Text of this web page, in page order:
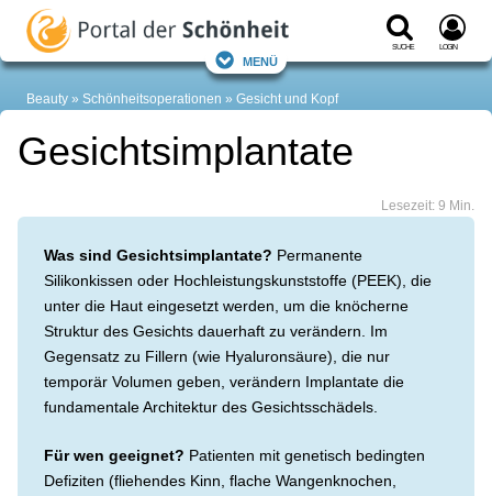
Suche Login
Menü
Beauty Schönheitsoperationen Gesicht und Kopf
Gesichtsimplantate
Lesezeit: 9 Min.
Was sind Gesichtsimplantate? Permanente
Silikonkissen oder Hochleistungskunststoffe (PEEK), die
unter die Haut eingesetzt werden, um die knöcherne
Struktur des Gesichts dauerhaft zu verändern. Im
Gegensatz zu Fillern (wie Hyaluronsäure), die nur
temporär Volumen geben, verändern Implantate die
fundamentale Architektur des Gesichtsschädels.
Für wen geeignet? Patienten mit genetisch bedingten
Defiziten (fliehendes Kinn, flache Wangenknochen,